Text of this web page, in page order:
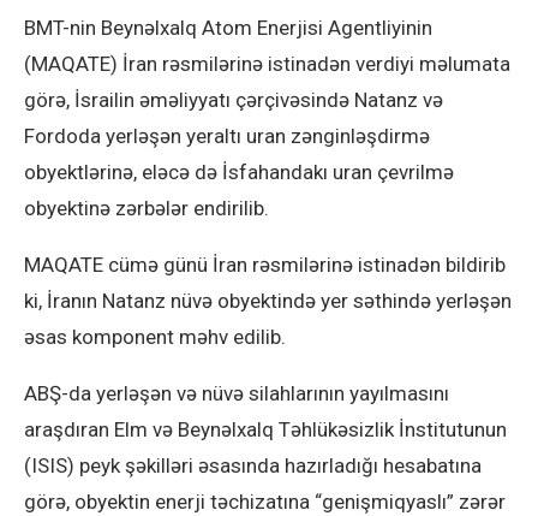
BMT-nin Beynəlxalq Atom Enerjisi Agentliyinin
(MAQATE) İran rəsmilərinə istinadən verdiyi məlumata
görə, İsrailin əməliyyatı çərçivəsində Natanz və
Fordoda yerləşən yeraltı uran zənginləşdirmə
obyektlərinə, eləcə də İsfahandakı uran çevrilmə
obyektinə zərbələr endirilib.
MAQATE cümə günü İran rəsmilərinə istinadən bildirib
ki, İranın Natanz nüvə obyektində yer səthində yerləşən
əsas komponent məhv edilib.
ABŞ-da yerləşən və nüvə silahlarının yayılmasını
araşdıran Elm və Beynəlxalq Təhlükəsizlik İnstitutunun
(ISIS) peyk şəkilləri əsasında hazırladığı hesabatına
görə, obyektin enerji təchizatına “genişmiqyaslı” zərər